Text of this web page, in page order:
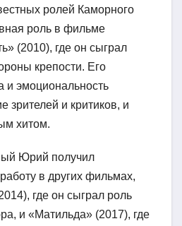
ролей Каморного
роль в фильме
(2010), где он сыграл
крепости. Его
и эмоциональность
зрителей и критиков, и
хитом.
Юрий получил
в других фильмах,
где он сыграл роль
и «Матильда» (2017), где